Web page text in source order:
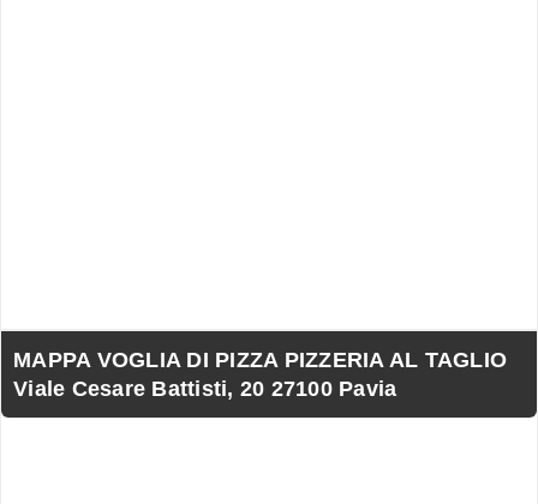
MAPPA VOGLIA DI PIZZA PIZZERIA AL TAGLIO
Viale Cesare Battisti, 20 27100 Pavia